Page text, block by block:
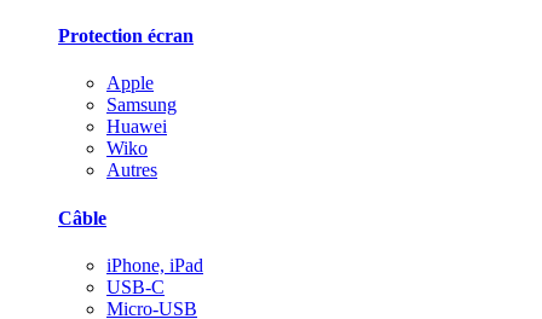
Protection écran
Apple
Samsung
Huawei
Wiko
Autres
Câble
iPhone, iPad
USB-C
Micro-USB